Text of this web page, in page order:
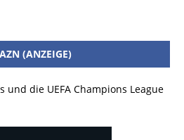
(ANZEIGE)
und die UEFA Champions League